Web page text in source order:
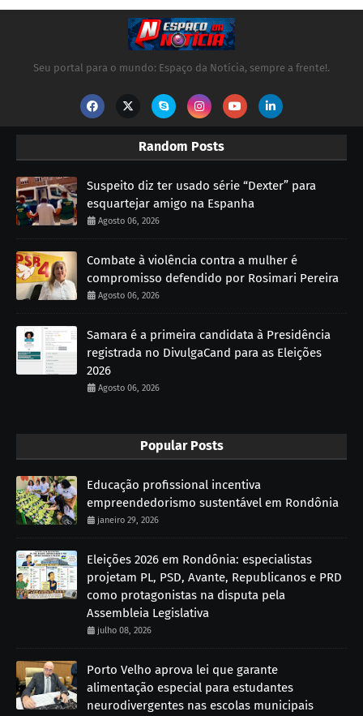
Seu portal para o mundo: Espaço da Notícia, sempre a frente!.
Random Posts
Suspeito diz ter usado série “Dexter” para
esquartejar amigo na Espanha
Agosto 06, 2026
Combate à violência contra a mulher é
compromisso defendido por Rosimari Pereira
Agosto 06, 2026
Samara é a primeira candidata à Presidência
registrada no DivulgaCand para as Eleições
2026
Agosto 06, 2026
Popular Posts
Educação profissional incentiva
empreendedorismo sustentável em Rondônia
janeiro 29, 2026
Eleições 2026 em Rondônia: especialistas
projetam PL, PSD, Avante, Republicanos e PRD
como protagonistas na disputa pela
Assembleia Legislativa
julho 08, 2026
Porto Velho aprova lei que garante
alimentação especial para estudantes
neurodivergentes nas escolas municipais